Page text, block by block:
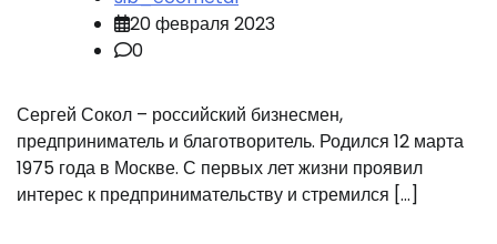
20 февраля 2023
0
Сергей Сокол – российский бизнесмен,
предприниматель и благотворитель. Родился 12 марта
1975 года в Москве. С первых лет жизни проявил
интерес к предпринимательству и стремился […]